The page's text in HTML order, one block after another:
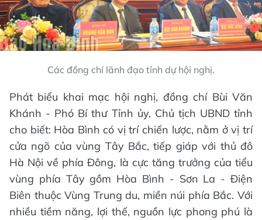
Các đồng chí lãnh đạo tỉnh dự hội nghị.
Phát biểu khai mạc hội nghị, đồng chí Bùi Văn
Khánh - Phó Bí thư Tỉnh ủy, Chủ tịch UBND tỉnh
cho biết: Hòa Bình có vị trí chiến lược, nằm ở vị trí
cửa ngõ của vùng Tây Bắc, tiếp giáp với thủ đô
Hà Nội về phía Đông, là cực tăng trưởng của tiểu
vùng phía Tây gồm Hòa Bình - Sơn La - Điện
Biên thuộc Vùng Trung du, miền núi phía Bắc. Với
nhiều tiềm năng, lợi thế, nguồn lực phong phú là